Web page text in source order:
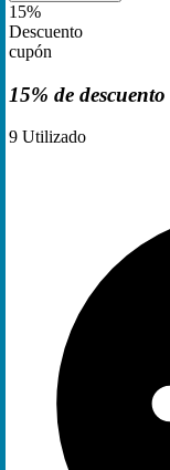
15%
Descuento
cupón
15% de descuento
9 Utilizado